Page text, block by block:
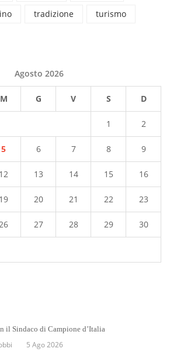
tradizione turismo
Agosto 2026
M G V S D
1 2
5 6 7 8 9
12 13 14 15 16
19 20 21 22 23
26 27 28 29 30
il Sindaco di Campione d’Italia
5 Ago 2026